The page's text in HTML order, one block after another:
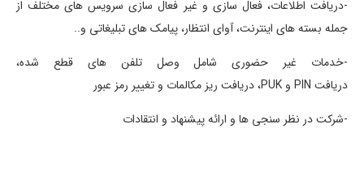
-دریافت اطلاعات، فعال سازی و غیر فعال سازی سرویس های مختلف از
جمله بسته های اینترنت، آوای انتظار، پیامک های تبلیغاتی و..
-خدمات غیر حضوری شامل وصل تلفن های قطع شده،
دریافت PIN و PUK، دریافت ریز مکالمات و تغییر رمز عبور
-شرکت در نظر سنجی ها و ارائه پیشنهاد و انتقادات